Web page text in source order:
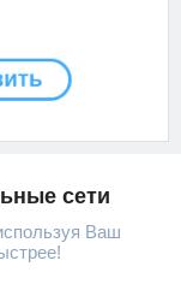
сети
Ваш